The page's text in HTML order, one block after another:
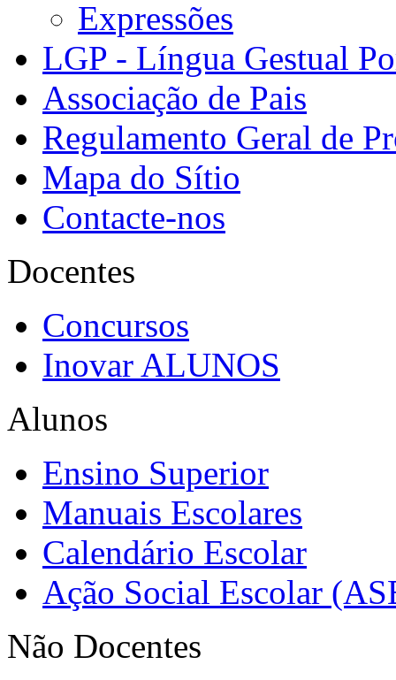
Expressões
LGP - Língua Gestual
Associação de Pais
Regulamento Geral de
Mapa do Sítio
Contacte-nos
Docentes
Concursos
Inovar ALUNOS
Alunos
Ensino Superior
Manuais Escolares
Calendário Escolar
Ação Social Escolar
Não Docentes